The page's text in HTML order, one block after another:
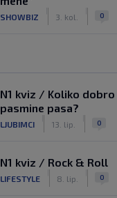
SHOWBIZ 3. kol. 0
N1 kviz / Koliko
pasmine pasa?
LJUBIMCI 13. lip. 0
N1 kviz / Rock & Roll
LIFESTYLE 8. lip. 0